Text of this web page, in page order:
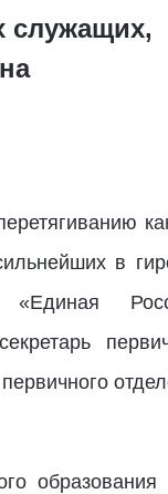
служащих,
в
образования